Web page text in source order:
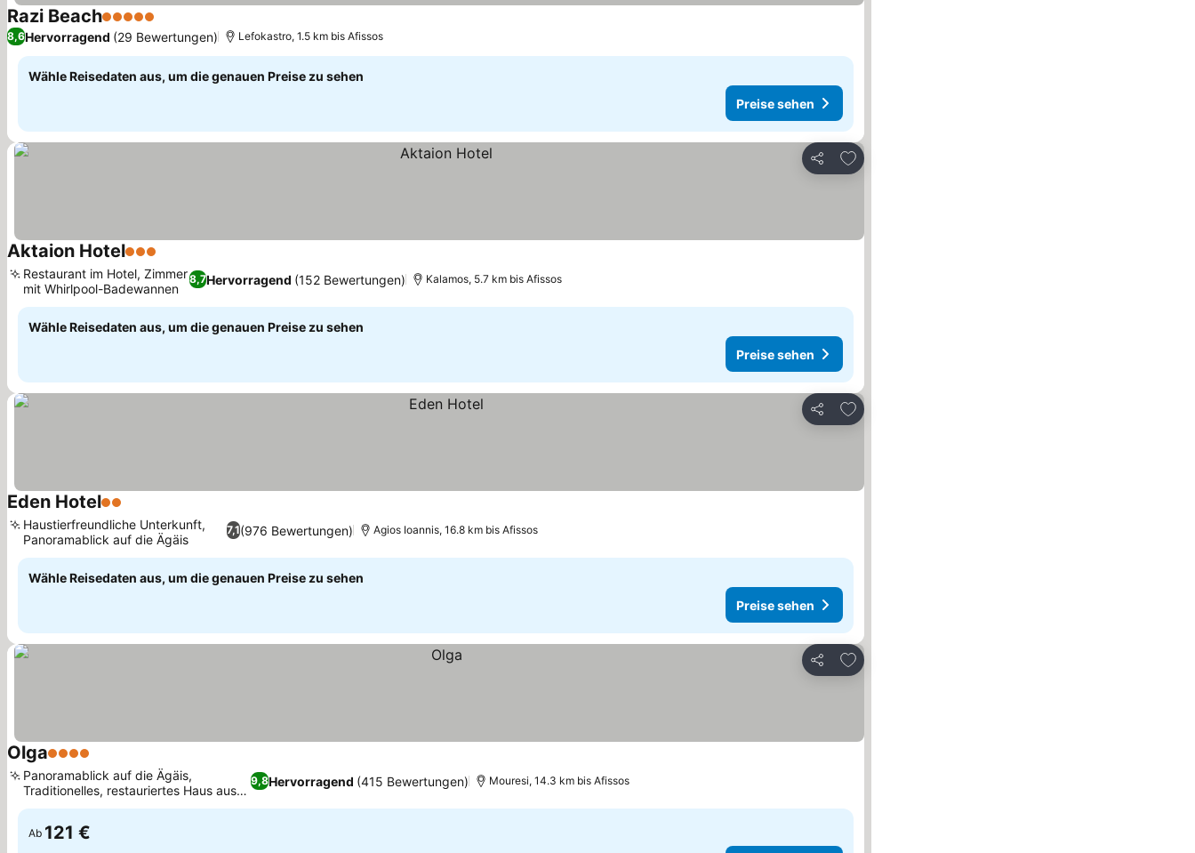
Razi Beach5 Sterne
8,6Hervorragend (29 Bewertungen) Lefokastro, 1.5 km bis Afissos
Wähle Reisedaten aus, um die genauen Preise zu sehen
Preise sehen
Teilen
Zu Favoriten hinzufügen
Aktaion Hotel3 Sterne
8,7Hervorragend (152 Bewertungen)
Restaurant im Hotel, Zimmer
mit Whirlpool-Badewannen
Kalamos, 5.7 km bis Afissos
Wähle Reisedaten aus, um die genauen Preise zu sehen
Preise sehen
Teilen
Zu Favoriten hinzufügen
Eden Hotel2 Sterne
7,1(976 Bewertungen)
Haustierfreundliche Unterkunft,
Panoramablick auf die Ägäis
Agios Ioannis, 16.8 km bis Afissos
Wähle Reisedaten aus, um die genauen Preise zu sehen
Preise sehen
Teilen
Zu Favoriten hinzufügen
Olga4 Sterne
9,8Hervorragend (415 Bewertungen)
Panoramablick auf die Ägäis,
Traditionelles, restauriertes Haus aus
dem 19. Jahrhundert
Mouresi, 14.3 km bis Afissos
Ab 121 €